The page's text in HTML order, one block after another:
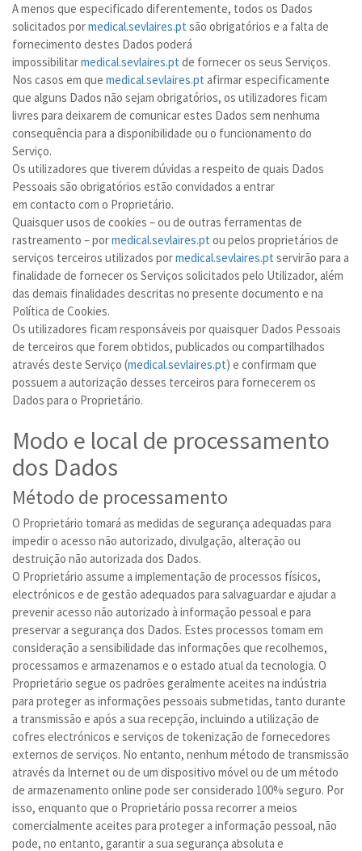
A menos que especificado diferentemente, todos os Dados
solicitados pormedical.sevlaires.pt são obrigatórios e a falta de
fornecimento destes Dados poderá
impossibilitarmedical.sevlaires.pt de fornecer os seus Serviços.
Nos casos em que medical.sevlaires.pt afirmar especificamente
que alguns Dados não sejam obrigatórios, os utilizadores ficam
livres para deixarem de comunicar estes Dados sem nenhuma
consequência para a disponibilidade ou o funcionamento do
Serviço.
Os utilizadores que tiverem dúvidas a respeito de quais Dados
Pessoais são obrigatórios estão convidados a entrar
em contacto com o Proprietário.
Quaisquer usos de cookies – ou de outras ferramentas de
rastreamento – pormedical.sevlaires.pt ou pelos proprietários de
serviços terceiros utilizados pormedical.sevlaires.pt servirão para a
finalidade de fornecer os Serviços solicitados pelo Utilizador, além
das demais finalidades descritas no presente documento e na
Política de Cookies.
Os utilizadores ficam responsáveis por quaisquer Dados Pessoais
de terceiros que forem obtidos, publicados ou compartilhados
através deste Serviço (medical.sevlaires.pt) e confirmam que
possuem a autorização desses terceiros para fornecerem os
Dados para o Proprietário.
Modo e local de processamento
dos Dados
Método de processamento
O Proprietário tomará as medidas de segurança adequadas para
impedir o acesso não autorizado, divulgação, alteração ou
destruição não autorizada dos Dados.
O Proprietário assume a implementação de processos físicos,
electrónicos e de gestão adequados para salvaguardar e ajudar a
prevenir acesso não autorizado à informação pessoal e para
preservar a segurança dos Dados. Estes processos tomam em
consideração a sensibilidade das informações que recolhemos,
processamos e armazenamos e o estado atual da tecnologia. O
Proprietário segue os padrões geralmente aceites na indústria
para proteger as informações pessoais submetidas, tanto durante
a transmissão e após a sua recepção, incluindo a utilização de
cofres electrónicos e serviços de tokenização de fornecedores
externos de serviços. No entanto, nenhum método de transmissão
através da Internet ou de um dispositivo móvel ou de um método
de armazenamento online pode ser considerado 100% seguro. Por
isso, enquanto que o Proprietário possa recorrer a meios
comercialmente aceites para proteger a informação pessoal, não
pode, no entanto, garantir a sua segurança absoluta e